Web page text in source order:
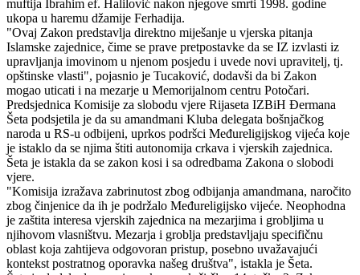
muftija Ibrahim ef. Halilović nakon njegove smrti 1998. godine
ukopa u haremu džamije Ferhadija.
"Ovaj Zakon predstavlja direktno miješanje u vjerska pitanja
Islamske zajednice, čime se prave pretpostavke da se IZ izvlasti iz
upravljanja imovinom u njenom posjedu i uvede novi upravitelj, tj.
opštinske vlasti", pojasnio je Tucaković, dodavši da bi Zakon
mogao uticati i na mezarje u Memorijalnom centru Potočari.
Predsjednica Komisije za slobodu vjere Rijaseta IZBiH Đermana
Šeta podsjetila je da su amandmani Kluba delegata bošnjačkog
naroda u RS-u odbijeni, uprkos podršci Međureligijskog vijeća koje
je istaklo da se njima štiti autonomija crkava i vjerskih zajednica.
Šeta je istakla da se zakon kosi i sa odredbama Zakona o slobodi
vjere.
"Komisija izražava zabrinutost zbog odbijanja amandmana, naročito
zbog činjenice da ih je podržalo Međureligijsko vijeće. Neophodna
je zaštita interesa vjerskih zajednica na mezarjima i grobljima u
njihovom vlasništvu. Mezarja i groblja predstavljaju specifičnu
oblast koja zahtijeva odgovoran pristup, posebno uvažavajući
kontekst postratnog oporavka našeg društva", istakla je Šeta.